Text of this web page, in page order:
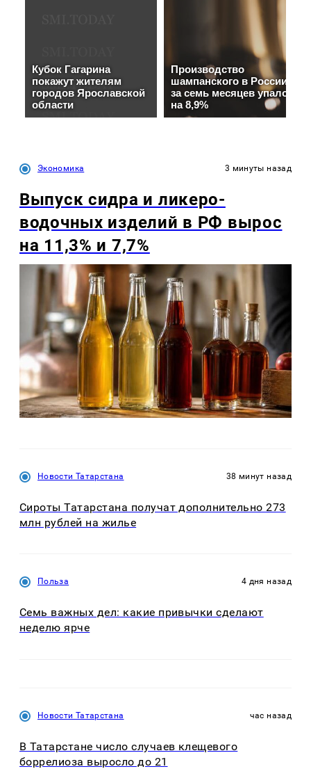
Экономика 3 минуты назад
Выпуск сидра и ликеро-
водочных изделий в РФ вырос
на 11,3% и 7,7%
Новости Татарстана 38 минут назад
Сироты Татарстана получат дополнительно 273
млн рублей на жилье
Польза 4 дня назад
Семь важных дел: какие привычки сделают
неделю ярче
Новости Татарстана час назад
В Татарстане число случаев клещевого
боррелиоза выросло до 21